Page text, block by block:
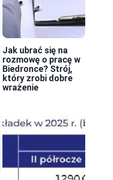
Jak ubrać się na
rozmowę o pracę w
Biedronce? Strój,
który zrobi dobre
wrażenie